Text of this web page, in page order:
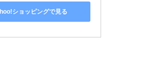
ショッピングで見る